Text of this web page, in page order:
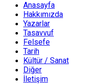
Anasayfa
Hakkımızda
Yazarlar
Tasavvuf
Felsefe
Tarih
Kültür / Sanat
Diğer
İletişim